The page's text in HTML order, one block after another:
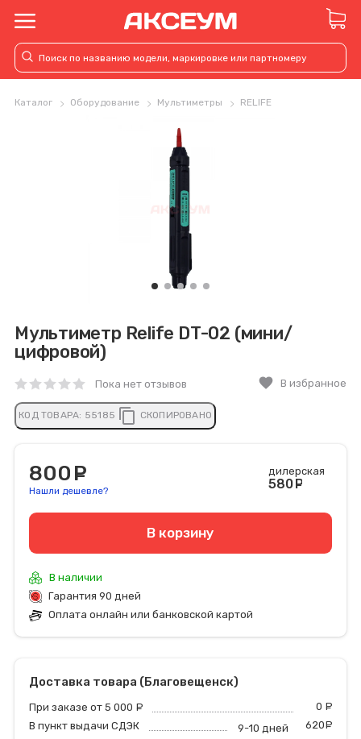
Каталог Оборудование Мультиметры RELIFE
Мультиметр Relife DT-02 (мини/
цифровой)
Пока нет отзывов favorite В избранное
КОД ТОВАРА: 55185 content_copy СКОПИРОВАНО
800
Нашли дешевле?
дилерская
580
В корзину
В наличии
Гарантия 90 дней
Оплата онлайн или банковской картой
Доставка товара (Благовещенск)
При заказе от 5 000 0
В пункт выдачи СДЭК
9-10 дней 620